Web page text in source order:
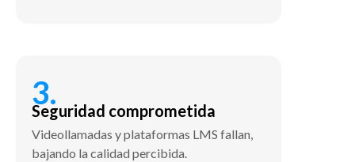
3.
Seguridad comprometida
Videollamadas y plataformas LMS fallan,
bajando la calidad percibida.